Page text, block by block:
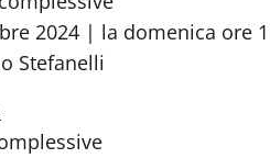
2024 | la domenica ore
Stefanelli